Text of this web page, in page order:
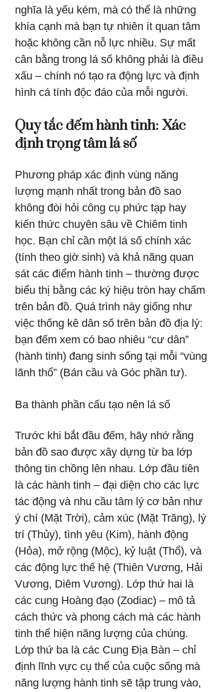
nghĩa là yếu kém, mà có thể là những
khía cạnh mà bạn tự nhiên ít quan tâm
hoặc không cần nỗ lực nhiều. Sự mất
cân bằng trong lá số không phải là điều
xấu – chính nó tạo ra động lực và định
hình cá tính độc đáo của mỗi người.
Quy tắc đếm hành tinh: Xác
định trọng tâm lá số
Phương pháp xác định vùng năng
lượng mạnh nhất trong bản đồ sao
không đòi hỏi công cụ phức tạp hay
kiến thức chuyên sâu về Chiêm tinh
học. Bạn chỉ cần một lá số chính xác
(tính theo giờ sinh) và khả năng quan
sát các điểm hành tinh – thường được
biểu thị bằng các ký hiệu tròn hay chấm
trên bản đồ. Quá trình này giống như
việc thống kê dân số trên bản đồ địa lý:
bạn đếm xem có bao nhiêu “cư dân”
(hành tinh) đang sinh sống tại mỗi “vùng
lãnh thổ” (Bán cầu và Góc phần tư).
Ba thành phần cấu tạo nên lá số
Trước khi bắt đầu đếm, hãy nhớ rằng
bản đồ sao được xây dựng từ ba lớp
thông tin chồng lên nhau. Lớp đầu tiên
là các hành tinh – đại diện cho các lực
tác động và nhu cầu tâm lý cơ bản như
ý chí (Mặt Trời), cảm xúc (Mặt Trăng), lý
trí (Thủy), tình yêu (Kim), hành động
(Hỏa), mở rộng (Mộc), kỷ luật (Thổ), và
các động lực thế hệ (Thiên Vương, Hải
Vương, Diêm Vương). Lớp thứ hai là
các cung Hoàng đạo (Zodiac) – mô tả
cách thức và phong cách mà các hành
tinh thể hiện năng lượng của chúng.
Lớp thứ ba là các Cung Địa Bàn – chỉ
định lĩnh vực cụ thể của cuộc sống mà
năng lượng hành tinh sẽ tập trung vào,